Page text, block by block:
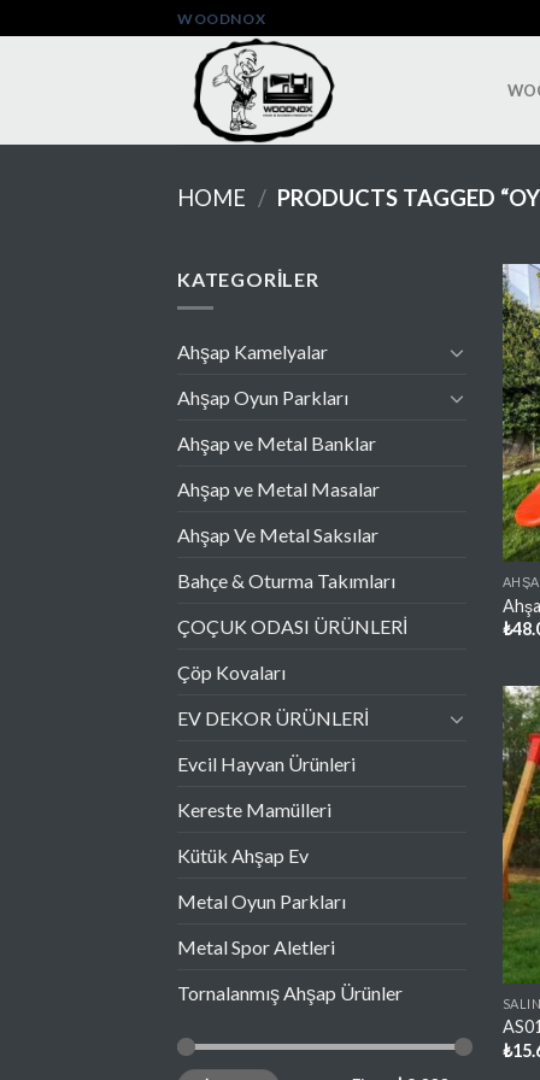
to
WOODNOX
HOME / PRODUCTS TAGGED
KATEGORILER
Ahşap Kamelyalar
Ahşap Oyun Parkları
Ahşap ve Metal Banklar
Ahşap ve Metal Masalar
Ahşap Ve Metal Saksılar
Bahçe & Oturma Takımları
ÇOÇUK ODASI ÜRÜNLERİ
Çöp Kovaları
EV DEKOR ÜRÜNLERİ
Evcil Hayvan Ürünleri
Kereste Mamülleri
Kütük Ahşap Ev
Metal Oyun Parkları
Metal Spor Aletleri
Tornalanmış Ahşap Ürünler
En
En
₺
₺